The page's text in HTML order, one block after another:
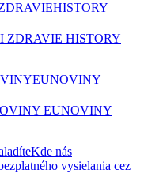
HISTORY
ZDRAVIE HISTORY
EUNOVINY
EUNOVINY
Kde nás
vysielania cez